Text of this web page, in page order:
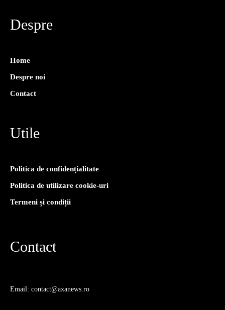
Despre
Home
Despre noi
Contact
Utile
Politica de confidențialitate
Politica de utilizare cookie-uri
Termeni și condiții
Contact
Email: contact@axanews.ro